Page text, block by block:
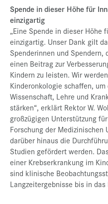
Spende in dieser Höhe für
einzigartig
„Eine Spende in dieser
einzigartig. Unser Dank gilt
Spenderinnen und
einen Beitrag zur
Kindern zu leisten. Wir
Kinderonkologie schaffen,
Wissenschaft, Lehre und
stärken“, erklärt Rektor W.
großzügigen Unterstützung
Forschung der
darüber hinaus die
Studien gefördert werden.
einer Krebserkrankung im
sind klinische
Langzeitergebnisse bis in